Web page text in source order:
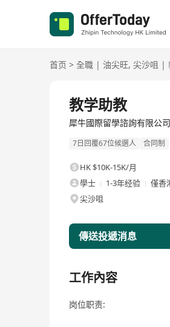
首页 > 全職 | 油尖旺, 尖沙咀 |
教学助教
犀牛國際留學諮詢有限公
7日回覆67位候選人 合同制
HK $10K-15K/月
學士
1-3年经验
僅香
尖沙咀
傳送投遞消息
工作內容
岗位职责: